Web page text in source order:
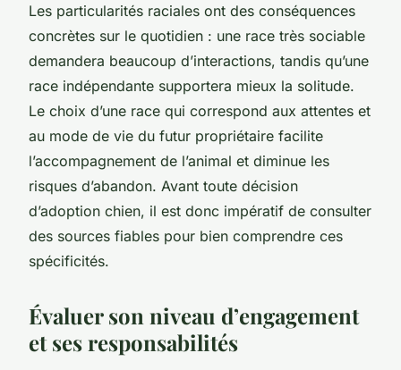
Les particularités raciales ont des conséquences
concrètes sur le quotidien : une race très sociable
demandera beaucoup d’interactions, tandis qu’une
race indépendante supportera mieux la solitude.
Le choix d’une race qui correspond aux attentes et
au mode de vie du futur propriétaire facilite
l’accompagnement de l’animal et diminue les
risques d’abandon. Avant toute décision
d’adoption chien, il est donc impératif de consulter
des sources fiables pour bien comprendre ces
spécificités.
Évaluer son niveau d’engagement
et ses responsabilités